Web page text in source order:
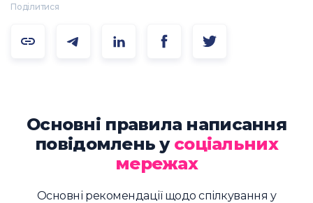
Поділитися
Основні правила написання
повідомлень у соціальних
мережах
Основні рекомендації щодо спілкування у